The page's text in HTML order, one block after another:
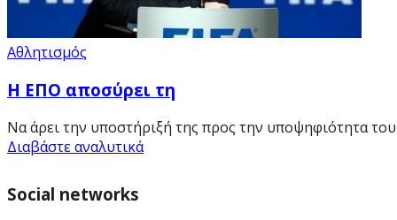
Αθλητισμός
Η ΕΠΟ αποσύρει τη
Να άρει την υποστήριξή της προς την υποψηφιότητα του
Διαβάστε αναλυτικά
Social networks